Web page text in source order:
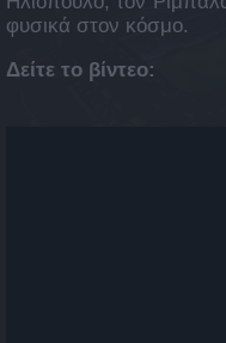
φυσικά στον κόσμο.
Δείτε το βίντεο: